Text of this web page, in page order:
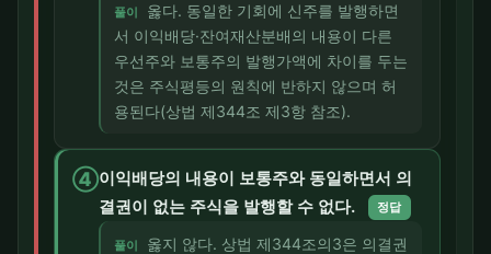
풀이
옳다. 동일한 기회에 신주를 발행하면
서 이익배당·잔여재산분배의 내용이 다른
우선주와 보통주의 발행가액에 차이를 두는
것은 주식평등의 원칙에 반하지 않으며 허
용된다(상법 제344조 제3항 참조).
④이익배당의 내용이 보통주와 동일하면서 의
결권이 없는 주식을 발행할 수 없다.
정답
풀이
옳지 않다. 상법 제344조의3은 의결권